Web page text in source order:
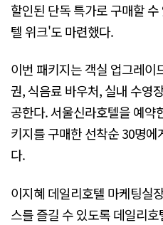
할인된 단독 특가로 구매할
텔 위크'도 마련했다.
이번 패키지는 객실 업그레이
권, 식음료 바우처, 실내 수영
공한다. 서울신라호텔을 예약
키지를 구매한 선착순 30명
다.
이지혜 데일리호텔 마케팅실
스를 즐길 수 있도록 데일리